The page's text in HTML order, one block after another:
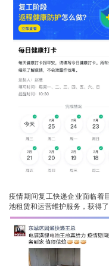
疫情期间复工快递企业面临着
池租赁和运营维护服务，获得